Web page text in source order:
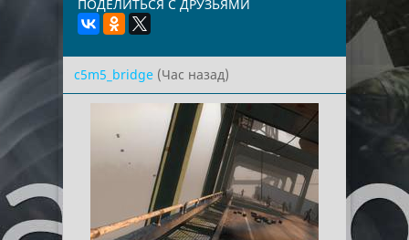
ПОДЕЛИТЬСЯ С ДРУЗЬЯМИ
c5m5_bridge (Час назад)